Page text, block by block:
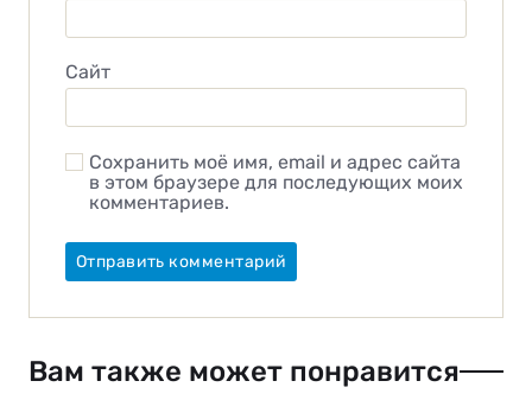
Сайт
Сохранить моё имя, email и адрес сайта
в этом браузере для последующих моих
комментариев.
Вам также может понравится